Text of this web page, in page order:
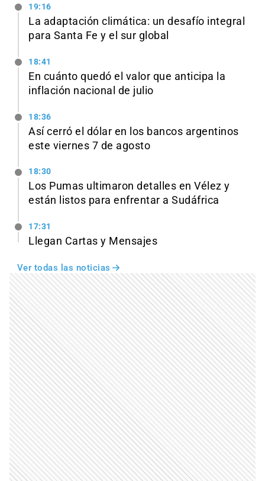
19:16
La adaptación climática: un desafío integral
para Santa Fe y el sur global
18:41
En cuánto quedó el valor que anticipa la
inflación nacional de julio
18:36
Así cerró el dólar en los bancos argentinos
este viernes 7 de agosto
18:30
Los Pumas ultimaron detalles en Vélez y
están listos para enfrentar a Sudáfrica
17:31
Llegan Cartas y Mensajes
Ver todas las noticias